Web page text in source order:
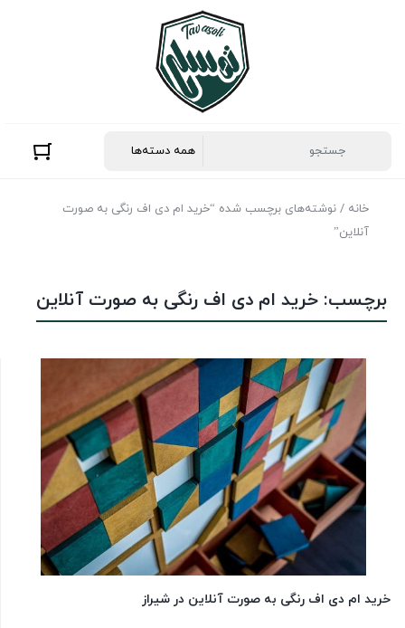
خانه / نوشته‌های برچسب شده “خرید ام دی اف رنگی به صورت
آنلاین”
برچسب: خرید ام دی اف رنگی به صورت آنلاین
خرید ام دی اف رنگی به صورت آنلاین در شیراز